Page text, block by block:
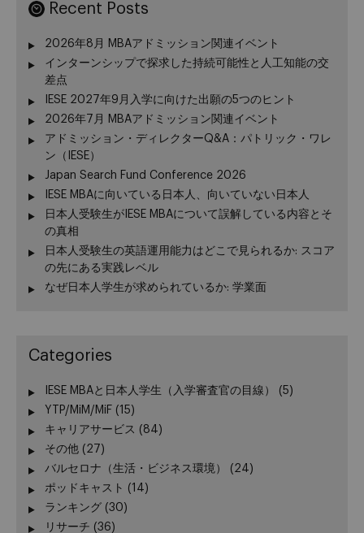
Recent Posts
2026年8月 MBAアドミッション関連イベント
インターンシップで探求した持続可能性と人工知能の交
差点
IESE 2027年9月入学に向けた出願の5つのヒント
2026年7月 MBAアドミッション関連イベント
アドミッション・ディレクターQ&A：パトリック・ワレ
ン（IESE）
Japan Search Fund Conference 2026
IESE MBAに向いている日本人、向いていない日本人
日本人受験生がIESE MBAについて誤解している内容とそ
の真相
日本人受験生の英語運用能力はどこで見られるか: スコア
の先にある実践レベル
なぜ日本人学生が求められているか: 学業面
Categories
IESE MBAと日本人学生（入学審査官の目線）
(5)
YTP/MiM/MiF (15)
キャリアサービス (84)
その他 (27)
バルセロナ（生活・ビジネス環境）
(24)
ポッドキャスト (14)
ランキング (30)
リサーチ (36)